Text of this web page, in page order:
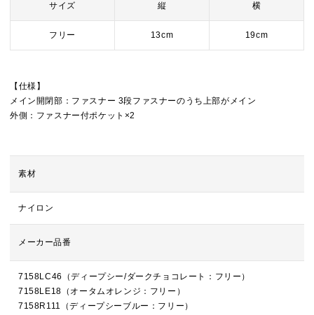
サイズ 縦 横
フリー 13cm 19cm
【仕様】
メイン開閉部：ファスナー 3段ファスナーのうち上部がメイン
外側：ファスナー付ポケット×2
素材
ナイロン
メーカー品番
7158LC46（ディープシー/ダークチョコレート：フリー）
7158LE18（オータムオレンジ：フリー）
7158R111（ディープシーブルー：フリー）